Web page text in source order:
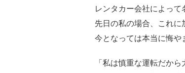
レンタカー会社によって
先日の私の場合、これに
今となっては本当に悔や
「私は慎重な運転だから